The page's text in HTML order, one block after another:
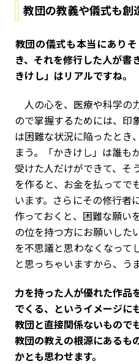
教団の教義や儀式も創
――教団の儀式も本当にあり
き、それを修行した人が書
きけし」はリアルですね。
人の心を、医療や科学の
ので掌握するためには、印
は困難な状況に陥ったとき
まう。「かきけし」は誰も
受けた人だけができて、そ
を作ると、お金を払ってで
います。さらにその修行者
作っておくと、困難な願い
の位を持つ方にお願いした
を不思議と思わなくなっ
と思っちゃいますから、う
――力を持った人が優れた作
でくる、というイメージに
教団と直接関係ないもので
教団の教えの根源にあるも
かとも思わせます。